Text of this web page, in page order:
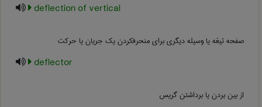
deflection of vertical
صفحه تیغه یا وسیله دیگری برای منحرفکردن یک جریان یا حرکت
deflector
از بین بردن یا برداشتن گریس